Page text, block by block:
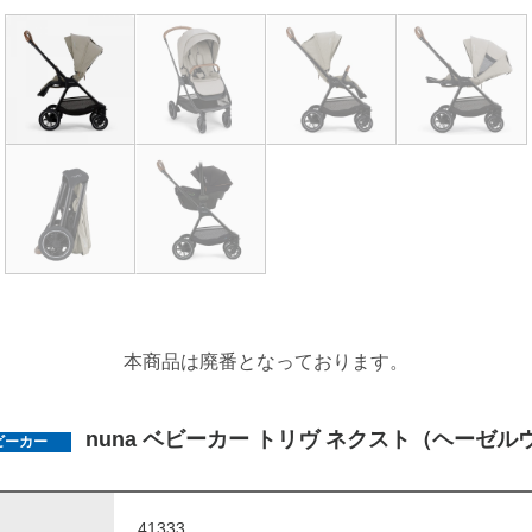
本商品は廃番となっております。
ーカー nuna ベビーカー トリヴ ネクスト（ヘーゼル